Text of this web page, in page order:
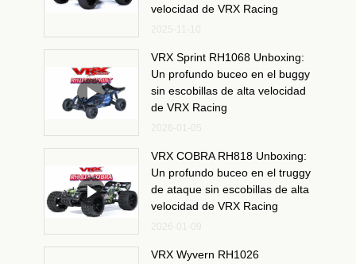
velocidad de VRX Racing
VRX Sprint RH1068 Unboxing:
Un profundo buceo en el buggy
sin escobillas de alta velocidad
de VRX Racing
VRX COBRA RH818 Unboxing:
Un profundo buceo en el truggy
de ataque sin escobillas de alta
velocidad de VRX Racing
VRX Wyvern RH1026